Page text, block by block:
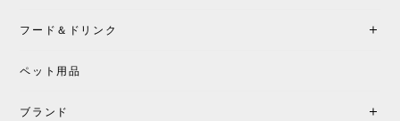
フード＆ドリンク
ペット用品
ブランド